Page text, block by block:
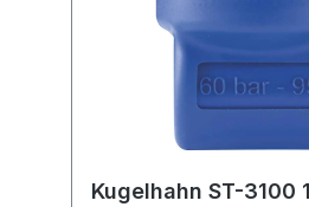
Kugelhahn ST-3100